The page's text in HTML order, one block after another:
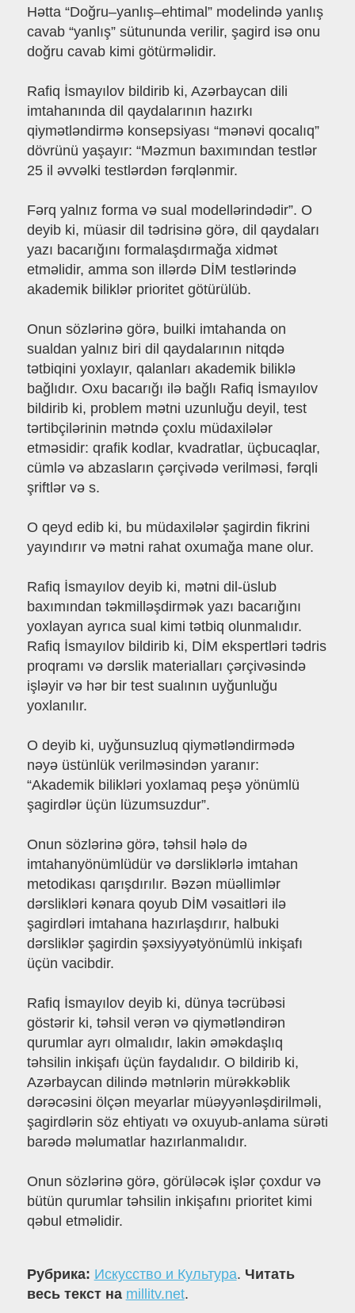
Hətta “Doğru–yanlış–ehtimal” modelində yanlış
cavab “yanlış” sütununda verilir, şagird isə onu
doğru cavab kimi götürməlidir.
Rafiq İsmayılov bildirib ki, Azərbaycan dili
imtahanında dil qaydalarının hazırkı
qiymətləndirmə konsepsiyası “mənəvi qocalıq”
dövrünü yaşayır: “Məzmun baxımından testlər
25 il əvvəlki testlərdən fərqlənmir.
Fərq yalnız forma və sual modellərindədir”. O
deyib ki, müasir dil tədrisinə görə, dil qaydaları
yazı bacarığını formalaşdırmağa xidmət
etməlidir, amma son illərdə DİM testlərində
akademik biliklər prioritet götürülüb.
Onun sözlərinə görə, builki imtahanda on
sualdan yalnız biri dil qaydalarının nitqdə
tətbiqini yoxlayır, qalanları akademik biliklə
bağlıdır. Oxu bacarığı ilə bağlı Rafiq İsmayılov
bildirib ki, problem mətni uzunluğu deyil, test
tərtibçilərinin mətndə çoxlu müdaxilələr
etməsidir: qrafik kodlar, kvadratlar, üçbucaqlar,
cümlə və abzasların çərçivədə verilməsi, fərqli
şriftlər və s.
O qeyd edib ki, bu müdaxilələr şagirdin fikrini
yayındırır və mətni rahat oxumağa mane olur.
Rafiq İsmayılov deyib ki, mətni dil-üslub
baxımından təkmilləşdirmək yazı bacarığını
yoxlayan ayrıca sual kimi tətbiq olunmalıdır.
Rafiq İsmayılov bildirib ki, DİM ekspertləri tədris
proqramı və dərslik materialları çərçivəsində
işləyir və hər bir test sualının uyğunluğu
yoxlanılır.
O deyib ki, uyğunsuzluq qiymətləndirmədə
nəyə üstünlük verilməsindən yaranır:
“Akademik bilikləri yoxlamaq peşə yönümlü
şagirdlər üçün lüzumsuzdur”.
Onun sözlərinə görə, təhsil hələ də
imtahanyönümlüdür və dərsliklərlə imtahan
metodikası qarışdırılır. Bəzən müəllimlər
dərslikləri kənara qoyub DİM vəsaitləri ilə
şagirdləri imtahana hazırlaşdırır, halbuki
dərsliklər şagirdin şəxsiyyətyönümlü inkişafı
üçün vacibdir.
Rafiq İsmayılov deyib ki, dünya təcrübəsi
göstərir ki, təhsil verən və qiymətləndirən
qurumlar ayrı olmalıdır, lakin əməkdaşlıq
təhsilin inkişafı üçün faydalıdır. O bildirib ki,
Azərbaycan dilində mətnlərin mürəkkəblik
dərəcəsini ölçən meyarlar müəyyənləşdirilməli,
şagirdlərin söz ehtiyatı və oxuyub-anlama sürəti
barədə məlumatlar hazırlanmalıdır.
Onun sözlərinə görə, görüləcək işlər çoxdur və
bütün qurumlar təhsilin inkişafını prioritet kimi
qəbul etməlidir.
Рубрика: Искусство и Культура. Читать
весь текст на millitv.net.